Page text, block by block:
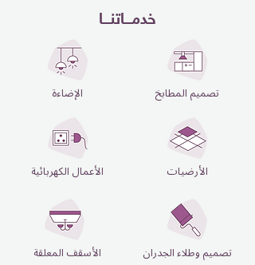
خدمـــاتنـــا
الإضاءة
الأعمال الكهربائية
الأسقف المعلقة
تصميم المطابخ
الأرضيات
تصميم وطلاء الجدران